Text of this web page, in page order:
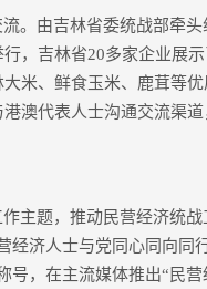
由吉林省委统战部牵头
，吉林省20多家企业展
米、鲜食玉米、鹿茸等
澳代表人士沟通交流渠道
题，推动民营经济统战
经济人士与党同心同向同
号，在主流媒体推出“民